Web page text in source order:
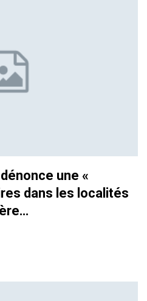
une «
dans les localités